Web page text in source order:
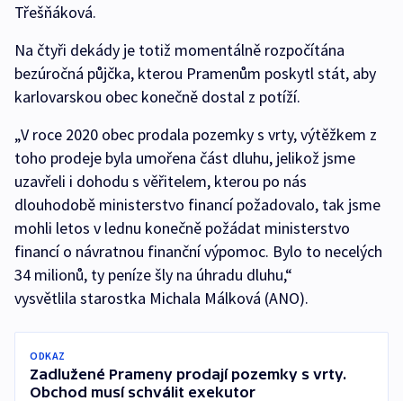
Třešňáková.
Na čtyři dekády je totiž momentálně rozpočítána
bezúročná půjčka, kterou Pramenům poskytl stát, aby
karlovarskou obec konečně dostal z potíží.
„V roce 2020 obec prodala pozemky s vrty, výtěžkem z
toho prodeje byla umořena část dluhu, jelikož jsme
uzavřeli i dohodu s věřitelem, kterou po nás
dlouhodobě ministerstvo financí požadovalo, tak jsme
mohli letos v lednu konečně požádat ministerstvo
financí o návratnou finanční výpomoc. Bylo to necelých
34 milionů, ty peníze šly na úhradu dluhu,“
vysvětlila starostka Michala Málková (ANO).
ODKAZ
Zadlužené Prameny prodají pozemky s vrty.
Obchod musí schválit exekutor